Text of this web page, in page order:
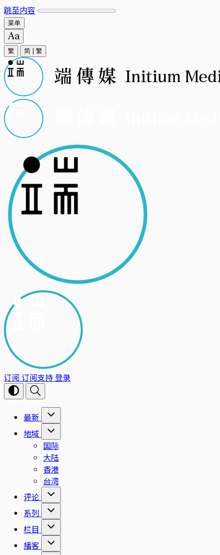
跳至内容
菜单
繁 简 繁
订阅 订阅支持登录
最新
地域
国际
大陆
香港
台湾
评论
系列
栏目
播客